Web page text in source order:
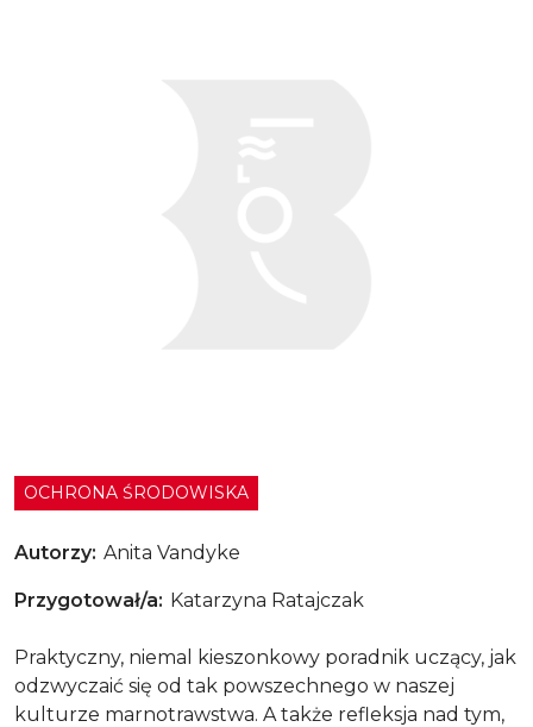
Zero waste
OCHRONA ŚRODOWISKA
Autorzy Anita Vandyke
Przygotował/a Katarzyna Ratajczak
Praktyczny, niemal kieszonkowy poradnik uczący, jak
odzwyczaić się od tak powszechnego w naszej
kulturze marnotrawstwa. A także refleksja nad tym,